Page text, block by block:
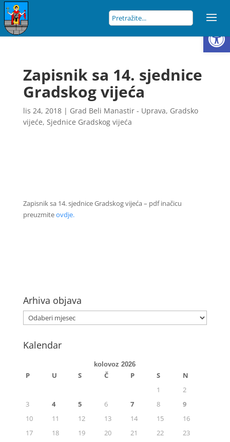
Zapisnik sa 14. sjednice
Gradskog vijeća
lis 24, 2018| Grad Beli Manastir - Uprava, Gradsko
vijeće, Sjednice Gradskog vijeća
Zapisnik sa 14. sjednice Gradskog vijeća – pdf inačicu
preuzmiteovdje.
Arhiva objava
Kalendar
kolovoz 2026
P U S Č P S
N
1
2
3
4 5 6 7 8
9
10
11 12 13 14 15
16
17
18 19 20 21 22
23